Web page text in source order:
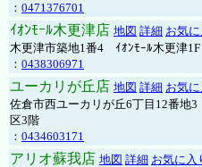
： 0471376701
ｲｵﾝﾓｰﾙ木更津店 地図 詳細 お気
木更津市築地1番4 ｲｵﾝﾓｰﾙ木更津1F
： 0438306971
ユーカリが丘店 地図 詳細 お気
佐倉市西ユーカリが丘6丁目12番
区3階
： 0434603171
アリオ蘇我店 地図 詳細 お気に入